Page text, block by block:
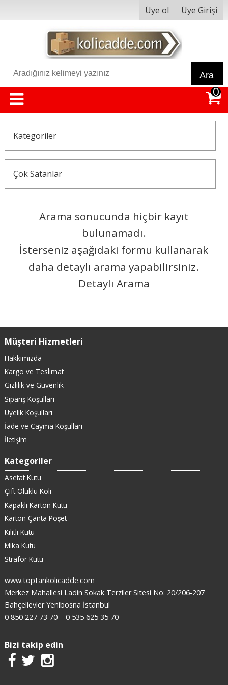
Üye ol Üye Girişi
Ara
0
Kategoriler
Çok Satanlar
Arama sonucunda hiçbir kayıt
bulunamadı.
İsterseniz aşağıdaki formu kullanarak
daha detaylı arama yapabilirsiniz.
Detaylı Arama
Müşteri Hizmetleri
Hakkımızda
Kargo ve Teslimat
Gizlilik ve Güvenlik
Sipariş Koşulları
Üyelik Koşulları
İade ve Cayma Koşulları
İletişim
Kategoriler
Asetat Kutu
Çift Oluklu Koli
Kapaklı Karton Kutu
Karton Çanta Poşet
Kilitli Kutu
Mika Kutu
Strafor Kutu
www.toptankolicadde.com
Merkez Mahallesi Ladin Sokak Terziler Sitesi No: 20/206-207
Bahçelievler Yenibosna İstanbul
0 850 227 73 70
0 535 625 35 70
Bizi takip edin